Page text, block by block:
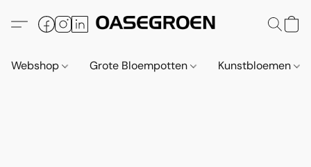
Webshop Grote Bloempotten Kunstbloemen